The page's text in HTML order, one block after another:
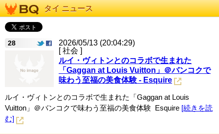
タイ ニュース
28
2026/05/13 (20:04:29)
[ 社会 ]
ルイ・ヴィトンとのコラボで生まれた
「Gaggan at Louis Vuitton」＠バンコクで
味わう至福の美食体験 - Esquire
ルイ・ヴィトンとのコラボで生まれた「Gaggan at Louis
Vuitton」＠バンコクで味わう至福の美食体験 Esquire [続きを読
む]